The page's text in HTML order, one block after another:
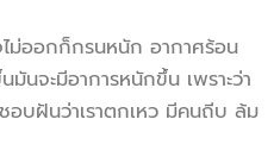
ไม่ออกก็กรนหนัก อากาศร้อน
มันจะมีอาการหนักขึ้น เพราะว่า
อบฝันว่าเราตกเหว มีคนถีบ ล้ม